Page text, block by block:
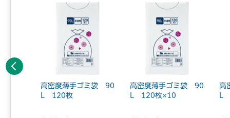
高密度薄手ゴミ袋 90
L 120枚
高密度薄手ゴミ袋 90
L 120枚×10
高
L
前へ